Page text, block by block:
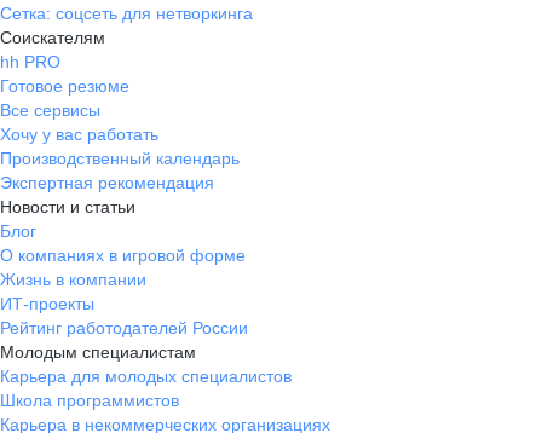
Сетка: соцсеть для нетворкинга
Соискателям
hh PRO
Готовое резюме
Все сервисы
Хочу у вас работать
Производственный календарь
Экспертная рекомендация
Новости и статьи
Блог
О компаниях в игровой форме
Жизнь в компании
ИТ-проекты
Рейтинг работодателей России
Молодым специалистам
Карьера для молодых специалистов
Школа программистов
Карьера в некоммерческих организациях